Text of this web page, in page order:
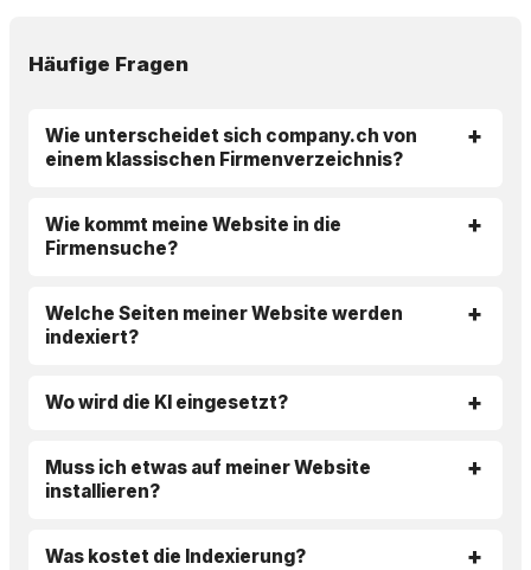
Häufige Fragen
Wie unterscheidet sich company.ch von
einem klassischen Firmenverzeichnis?
Wie kommt meine Website in die
Firmensuche?
Welche Seiten meiner Website werden
indexiert?
Wo wird die KI eingesetzt?
Muss ich etwas auf meiner Website
installieren?
Was kostet die Indexierung?